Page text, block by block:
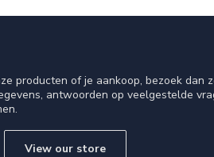
producten of je aankoop, bezoek dan
antwoorden op veelgestelde
View our store